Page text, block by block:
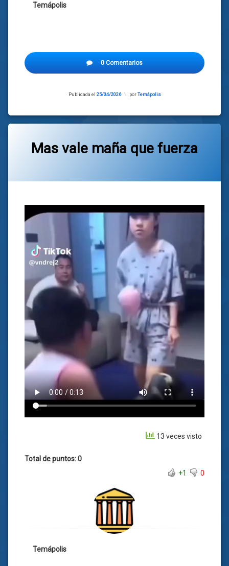
Temápolis
0 Comentarios
Publicada el 25/04/2026
Actualizado
porTemápolis
Mas vale maña que fuerza
13 veces visto
Total de puntos: 0
+1
0
Temápolis